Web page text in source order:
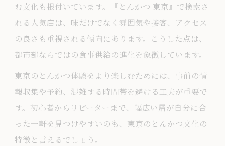
む文化も根付いています。『とんかつ 東京』で検索さ
れる人気店は、味だけでなく雰囲気や接客、アクセス
の良さも重視される傾向にあります。こうした点は、
都市部ならではの食事供給の進化を象徴しています。
東京のとんかつ体験をより楽しむためには、事前の情
報収集や予約、混雑する時間帯を避ける工夫が重要で
す。初心者からリピーターまで、幅広い層が自分に合
った一軒を見つけやすいのも、東京のとんかつ文化の
特徴と言えるでしょう。